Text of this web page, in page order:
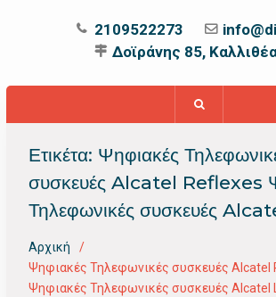
2109522273
Δοϊράνης 85,
Ετικέτα: Ψηφιακές
συσκευές Alcatel Reflexes
Τηλεφωνικές συσκευές
Αρχική
Ψηφιακές Τηλεφωνικές συσκευές Alcatel
Ψηφιακές Τηλεφωνικές συσκευές Alcatel